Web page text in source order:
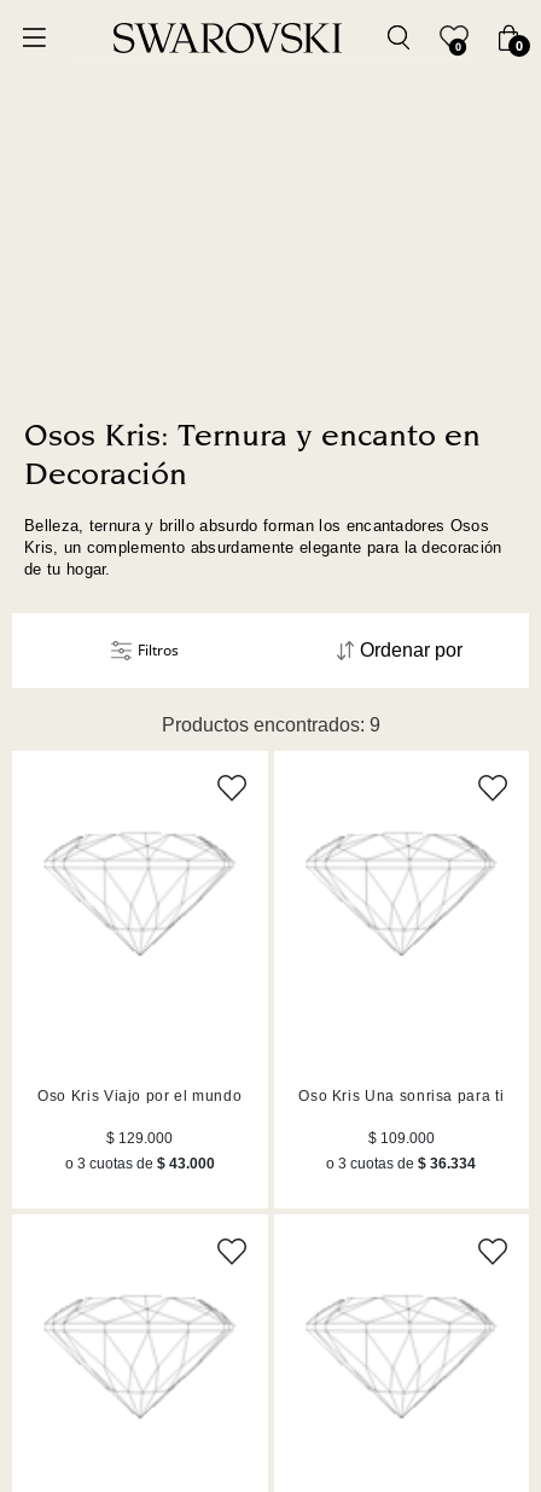
0 0
Osos Kris: Ternura y encanto en
Decoración
Belleza, ternura y brillo absurdo forman los encantadores Osos
Kris, un complemento absurdamente elegante para la decoración
de tu hogar.
Productos encontrados: 9
Ordenar por
Ordenar por
Fecha de lanzamiento
Mejor descuento
Filtros
Oso Kris Viajo por el mundo
$ 129.000
o 3 cuotas de $ 43.000
Oso Kris Una sonrisa para ti
$ 109.000
o 3 cuotas de$ 36.334